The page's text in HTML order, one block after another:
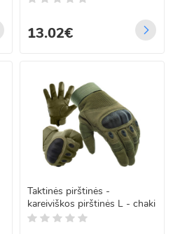
13.02€
Taktinės pirštinės -
kareiviškos pirštinės L - chaki